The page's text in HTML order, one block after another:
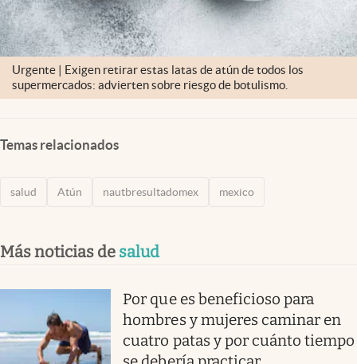
Urgente | Exigen retirar estas latas de atún de todos los
supermercados: advierten sobre riesgo de botulismo.
Temas relacionados
salud Atún nautbresultadomex mexico
Más noticias de salud
Por que es beneficioso para
hombres y mujeres caminar en
cuatro patas y por cuánto tiempo